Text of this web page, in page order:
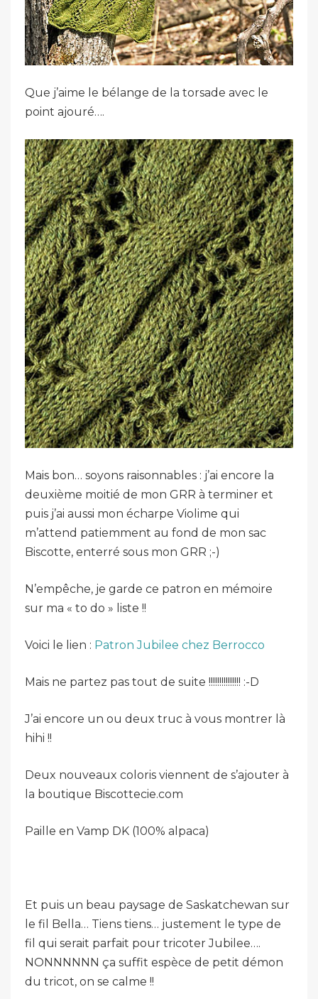
Que j’aime le bélange de la torsade avec le
point ajouré….
Mais bon… soyons raisonnables : j’ai encore la
deuxième moitié de mon GRR à terminer et
puis j’ai aussi mon écharpe Violime qui
m’attend patiemment au fond de mon sac
Biscotte, enterré sous mon GRR ;-)
N’empêche, je garde ce patron en mémoire
sur ma « to do » liste !!
Voici le lien : Patron Jubilee chez Berrocco
Mais ne partez pas tout de suite !!!!!!!!!!!!!!! :-D
J’ai encore un ou deux truc à vous montrer là
hihi !!
Deux nouveaux coloris viennent de s’ajouter à
la boutique Biscottecie.com
Paille en Vamp DK (100% alpaca)
Et puis un beau paysage de Saskatchewan sur
le fil Bella… Tiens tiens… justement le type de
fil qui serait parfait pour tricoter Jubilee….
NONNNNNN ça suffit espèce de petit démon
du tricot, on se calme !!